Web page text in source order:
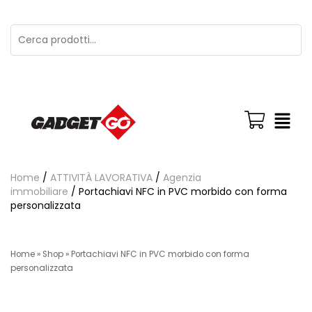
Home / ATTIVITÀ LAVORATIVA / Agenzia
immobiliare / Portachiavi NFC in PVC morbido con forma
personalizzata
Home » Shop » Portachiavi NFC in PVC morbido con forma
personalizzata